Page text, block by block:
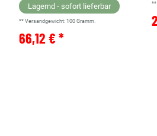
Lagernd - sofort lieferbar
** Versandgewicht: 100 Gramm.
66,12 € *
**